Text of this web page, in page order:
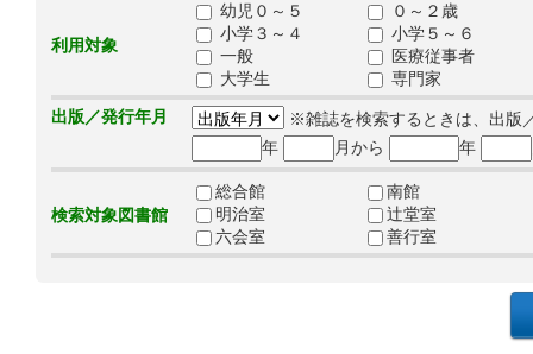
利用対象
幼児０～５
０～２歳
小学３～４
小学５～６
一般
医療従事者
大学生
専門家
出版／発行年月
※雑誌を検索するときは、出版
年
月から 年
検索対象図書館
総合館
南館
明治室
辻堂室
六会室
善行室